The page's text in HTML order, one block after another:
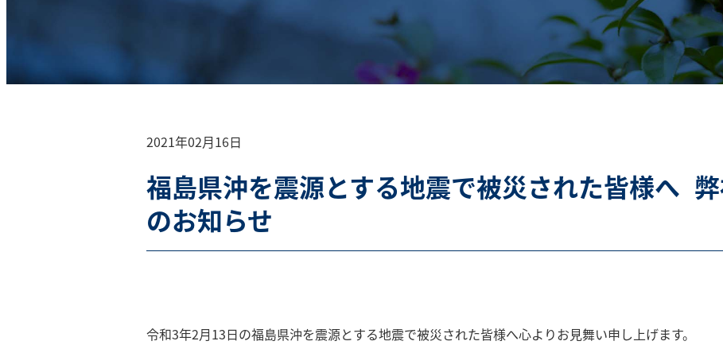
投稿日
2021年02月16日
福島県沖を震源とする地震で被災された皆様へ
のお知らせ
令和3年2月13日の福島県沖を震源とする地震で被災された皆様へ心よりお見舞い申し上げます。